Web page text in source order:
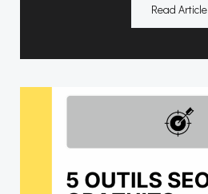
Read Article